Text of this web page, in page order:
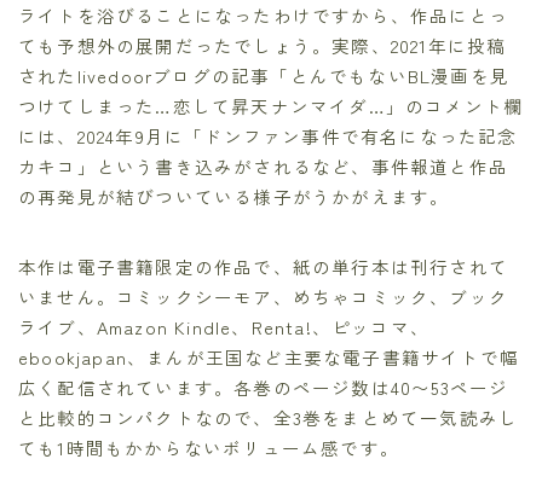
ライトを浴びることになったわけですから、作品にとっ
ても予想外の展開だったでしょう。実際、2021年に投稿
されたlivedoorブログの記事「とんでもないBL漫画を見
つけてしまった…恋して昇天ナンマイダ…」のコメント欄
には、2024年9月に「ドンファン事件で有名になった記念
カキコ」という書き込みがされるなど、事件報道と作品
の再発見が結びついている様子がうかがえます。
本作は電子書籍限定の作品で、紙の単行本は刊行されて
いません。コミックシーモア、めちゃコミック、ブック
ライブ、Amazon Kindle、Renta!、ピッコマ、
ebookjapan、まんが王国など主要な電子書籍サイトで幅
広く配信されています。各巻のページ数は40〜53ページ
と比較的コンパクトなので、全3巻をまとめて一気読みし
ても1時間もかからないボリューム感です。